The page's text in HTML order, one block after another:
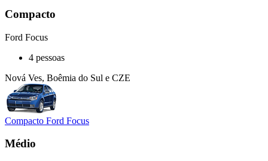
Compacto
Ford Focus
4 pessoas
Nová Ves, Boêmia do Sul e CZE
Compacto Ford Focus
Médio